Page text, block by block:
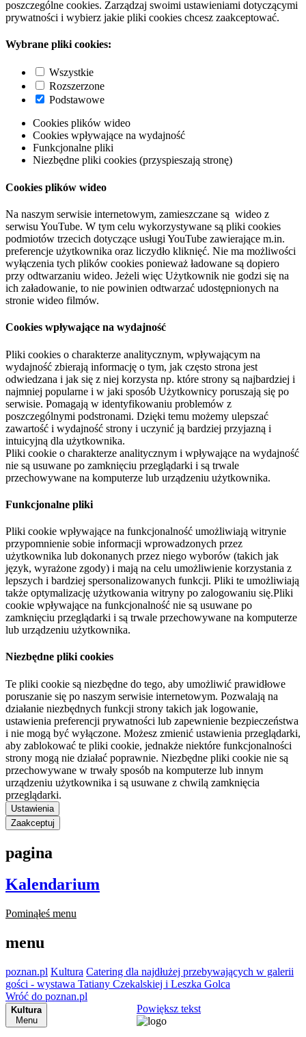
poszczególne cookies. Zarządzaj swoimi ustawieniami dotyczącymi
prywatności i wybierz jakie pliki cookies chcesz zaakceptować.
Wybrane pliki cookies:
Wszystkie
Rozszerzone
Podstawowe
Cookies plików wideo
Cookies wpływające na wydajność
Funkcjonalne pliki
Niezbędne pliki cookies (przyspieszają stronę)
Cookies plików wideo
Na naszym serwisie internetowym, zamieszczane są wideo z
serwisu YouTube. W tym celu wykorzystywane są pliki cookies
podmiotów trzecich dotyczące usługi YouTube zawierające m.in.
preferencje użytkownika oraz liczydło kliknięć. Nie ma możliwości
wyłączenia tych plików cookies ponieważ ładowane są dopiero
przy odtwarzaniu wideo. Jeżeli więc Użytkownik nie godzi się na
ich załadowanie, to nie powinien odtwarzać udostępnionych na
stronie wideo filmów.
Cookies wpływające na wydajność
Pliki cookies o charakterze analitycznym, wpływającym na
wydajność zbierają informację o tym, jak często strona jest
odwiedzana i jak się z niej korzysta np. które strony są najbardziej i
najmniej popularne i w jaki sposób Użytkownicy poruszają się po
serwisie. Pomagają w identyfikowaniu problemów z
poszczególnymi podstronami. Dzięki temu możemy ulepszać
zawartość i wydajność strony i uczynić ją bardziej przyjazną i
intuicyjną dla użytkownika.
Pliki cookie o charakterze analitycznym i wpływające na wydajność
nie są usuwane po zamknięciu przeglądarki i są trwale
przechowywane na komputerze lub urządzeniu użytkownika.
Funkcjonalne pliki
Pliki cookie wpływające na funkcjonalność umożliwiają witrynie
przypomnienie sobie informacji wprowadzonych przez
użytkownika lub dokonanych przez niego wyborów (takich jak
język, wyrażone zgody) i mają na celu umożliwienie korzystania z
lepszych i bardziej spersonalizowanych funkcji. Pliki te umożliwiają
także optymalizację użytkowania witryny po zalogowaniu się.Pliki
cookie wpływające na funkcjonalność nie są usuwane po
zamknięciu przeglądarki i są trwale przechowywane na komputerze
lub urządzeniu użytkownika.
Niezbędne pliki cookies
Te pliki cookie są niezbędne do tego, aby umożliwić prawidłowe
poruszanie się po naszym serwisie internetowym. Pozwalają na
działanie niezbędnych funkcji strony takich jak logowanie,
ustawienia preferencji prywatności lub zapewnienie bezpieczeństwa
i nie mogą być wyłączone. Możesz zmienić ustawienia przeglądarki,
aby zablokować te pliki cookie, jednakże niektóre funkcjonalności
strony mogą nie działać poprawnie. Niezbędne pliki cookie nie są
przechowywane w trwały sposób na komputerze lub innym
urządzeniu użytkownika i są usuwane z chwilą zamknięcia
przeglądarki.
Ustawienia
Zaakceptuj
pagina
Kalendarium
Pominąłeś menu
menu
poznan.pl Kultura Catering dla najdłużej przebywających w galerii
gości - wystawa Tatiany Czekalskiej i Leszka Golca
Wróć do poznan.pl
Kultura
Menu
Powiększ tekst